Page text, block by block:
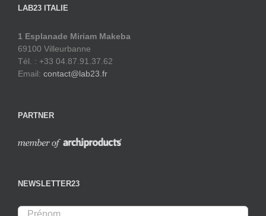
LAB23 ITALIE
1 Esplanade Miriam Makeba
69100 Villeurbanne
Tél. : +33 04.87.91.37.62
Email: contact@lab23.fr
PARTNER
NEWSLETTER23